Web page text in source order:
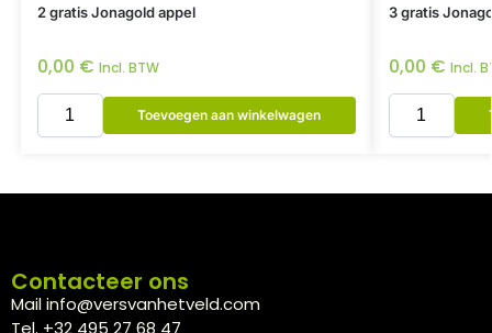
2 gratis Jonagold appel
0,00 € Incl. BTW
Toevoegen aan winkelwagen
3 gratis
0,00 € Incl.
Contacteer ons
Mail info@versvanhetveld.com
Tel. +32 495 27 68 47